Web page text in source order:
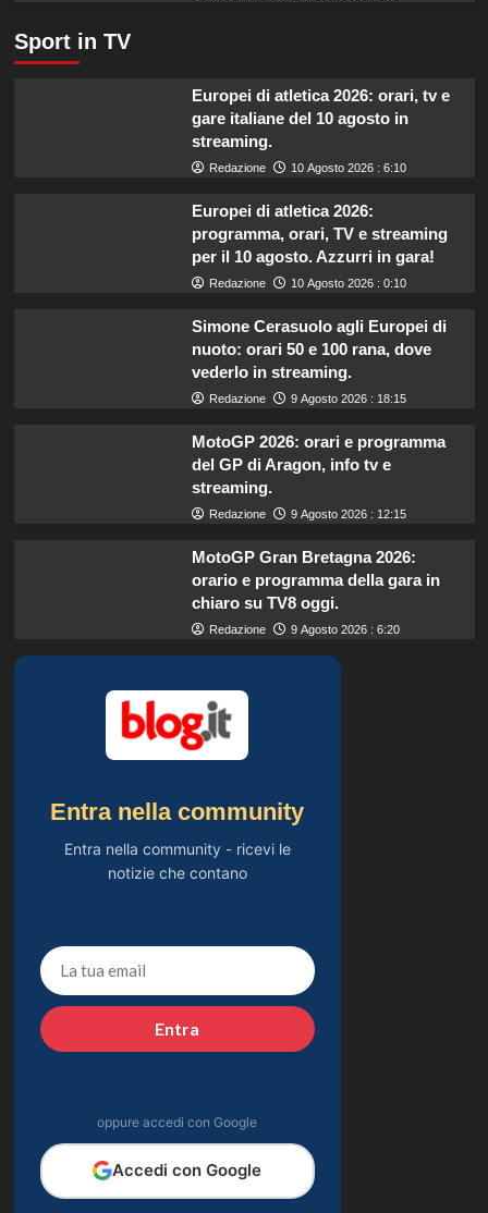
Sport in TV
Europei di atletica 2026: orari, tv e
gare italiane del 10 agosto in
streaming.
Redazione 10 Agosto 2026 : 6:10
Europei di atletica 2026:
programma, orari, TV e streaming
per il 10 agosto. Azzurri in gara!
Redazione 10 Agosto 2026 : 0:10
Simone Cerasuolo agli Europei di
nuoto: orari 50 e 100 rana, dove
vederlo in streaming.
Redazione 9 Agosto 2026 : 18:15
MotoGP 2026: orari e programma
del GP di Aragon, info tv e
streaming.
Redazione 9 Agosto 2026 : 12:15
MotoGP Gran Bretagna 2026:
orario e programma della gara in
chiaro su TV8 oggi.
Redazione 9 Agosto 2026 : 6:20
Entra nella community
Entra nella community - ricevi le
notizie che contano
Entra
oppure accedi con Google
Accedi con Google